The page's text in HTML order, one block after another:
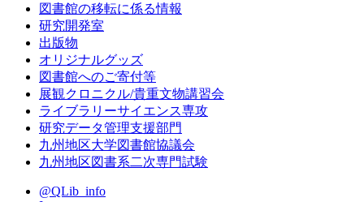
図書館の移転に係る情報
研究開発室
出版物
オリジナルグッズ
図書館へのご寄付等
展観クロニクル/貴重文物講習会
ライブラリーサイエンス専攻
研究データ管理支援部門
九州地区大学図書館協議会
九州地区図書系二次専門試験
@QLib_info